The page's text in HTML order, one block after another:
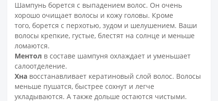
Шампунь борется с выпадением волос. Он очень
хорошо очищает волосы и кожу головы. Кроме
того, борется с перхотью, зудом и шелушением. Ваши
волосы крепкие, густые, блестят на солнце и меньше
ломаются.
Ментол в составе шампуня охлаждает и уменьшает
салоотделение.
Хна восстанавливает кератиновый слой волос. Волосы
меньше пушатся, быстрее сохнут и легче
укладываются. А также дольше остаются чистыми.